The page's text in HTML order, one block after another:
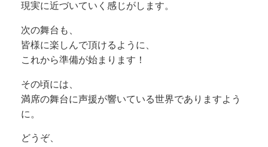
現実に近づいていく感じがします。
次の舞台も、
皆様に楽しんで頂けるように、
これから準備が始まります！
その頃には、
満席の舞台に声援が響いている世界でありますよう
に。
どうぞ、